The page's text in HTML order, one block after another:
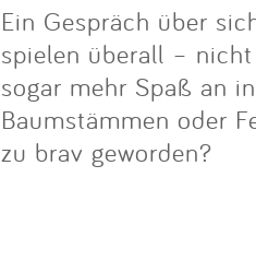
Ein Gespräch über
spielen überall –
sogar mehr Spaß an
Baumstämmen oder
zu brav geworden?